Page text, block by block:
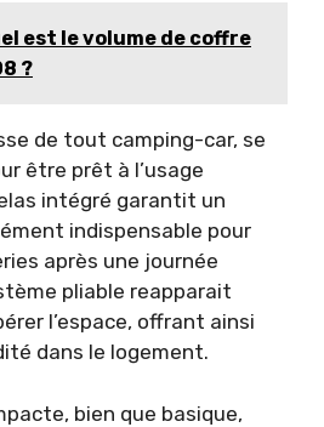
est le volume de coffre
?
de tout camping-car, se
être prêt à l’usage
intégré garantit un
indispensable pour
après une journée
pliable reapparait
l’espace, offrant ainsi
dans le logement.
bien que basique,